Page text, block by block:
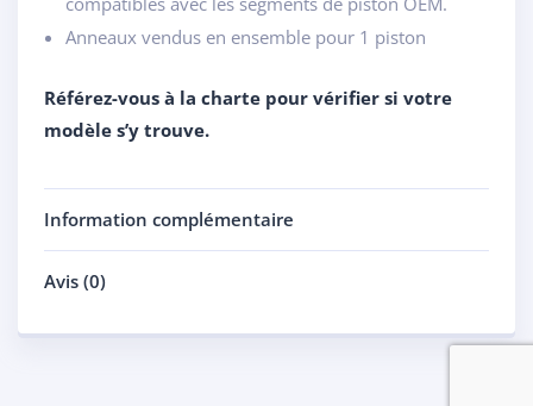
Anneaux vendus en ensemble pour 1 piston
Référez-vous à la charte pour vérifier si votre
modèle s’y trouve.
Information complémentaire
Avis (0)